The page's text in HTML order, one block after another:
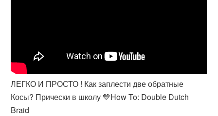
ЛЕГКО И ПРОСТО ! Как заплести две обратные
Косы? Прически в школу 💛How To: Double Dutch
Braid